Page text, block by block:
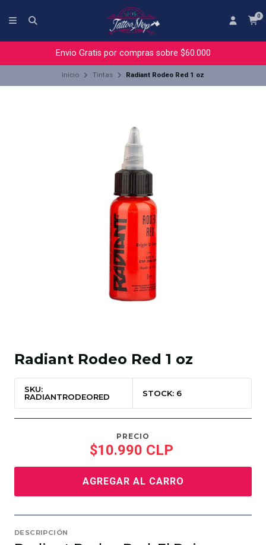
0
Envio Gratis por compras sobre $60.000
Inicio Tintas Radiant Rodeo Red 1 oz
Radiant Rodeo Red 1 oz
SKU:
RADIANTRODEORED
STOCK: 6
PRECIO
$10.990 CLP
AGREGAR AL CARRO
DESCRIPCIÓN